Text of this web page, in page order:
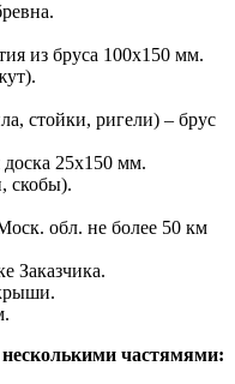
из бруса 100х150 мм.
стойки, ригели) – брус
25х150 мм.
скобы).
обл. не более 50 км
Заказчика.
частямями: